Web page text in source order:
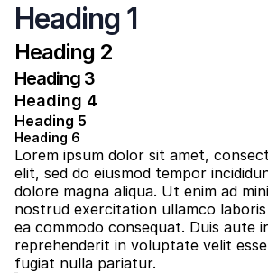
Heading 1
Heading 2
Heading 3
Heading 4
Heading 5
Heading 6
Lorem ipsum dolor sit amet,
elit, sed do eiusmod tempor
dolore magna aliqua. Ut enim ad
nostrud exercitation ullamco
ea commodo consequat. Duis aute
reprehenderit in voluptate velit
fugiat nulla pariatur.